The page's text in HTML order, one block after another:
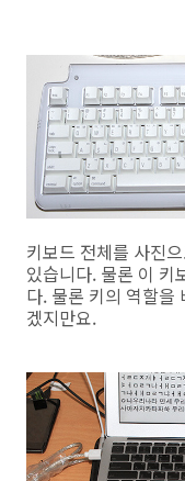
키보드 전체를 사진
있습니다. 물론 이 키
다. 물론 키의 역할을
겠지만요.